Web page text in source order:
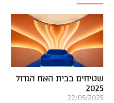
שטיחים בבית האח הגדול
2025
22/05/2025